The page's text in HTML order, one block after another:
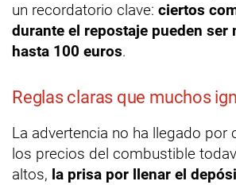
un recordatorio clave: ciertos
durante el repostaje pueden ser
hasta 100 euros.
Reglas claras que muchos
La advertencia no ha llegado por
los precios del combustible
altos, la prisa por llenar el